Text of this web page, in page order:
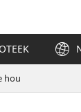
hou